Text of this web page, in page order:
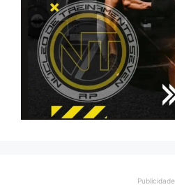
Publicidade